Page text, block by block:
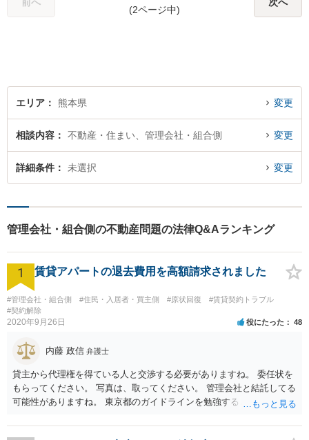
(2ページ中)
エリア 熊本県 変更
相談内容 不動産・住まい、管理会社・組合側 変更
詳細条件 未選択 変更
管理会社・組合側の不動産問題の法律Q&Aランキング
1 賃貸アパートの退去費用を高額請求されました
#管理会社・組合側 #住民・入居者・買主側 #原状回復
#賃貸契約トラブル
#契約解除
2020年9月26日 役にたった 48
内藤 政信 弁護士
貸主から代理権を得ている人と交渉する必要がありますね。 委任状を
もらってください。 写真は、取ってください。 管理会社と結託してる
可能性がありますね。 東京都のガイドラインを勉強するといいでしょ